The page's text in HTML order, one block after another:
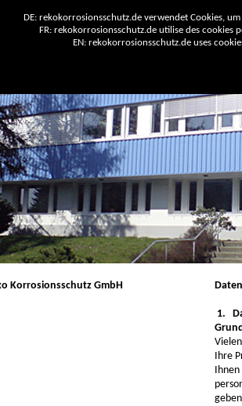
Korrosionsschutz GmbH
1.
Ihre
DE: rekokorrosionsschutz.de verwendet Cookies,
FR: rekokorrosionsschutz.de utilise des cookies
EN: rekokorrosionsschutz.de uses